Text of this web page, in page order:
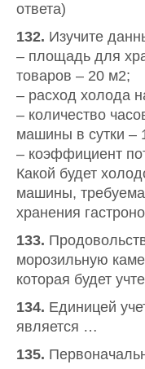
ответа)
132. Изучите
– площадь для
товаров – 20 м2;
– расход холода
– количество
машины в сутки –
– коэффициент
Какой будет
машины,
хранения
133.
морозильную
которая будет
134. Единицей
является …
135.